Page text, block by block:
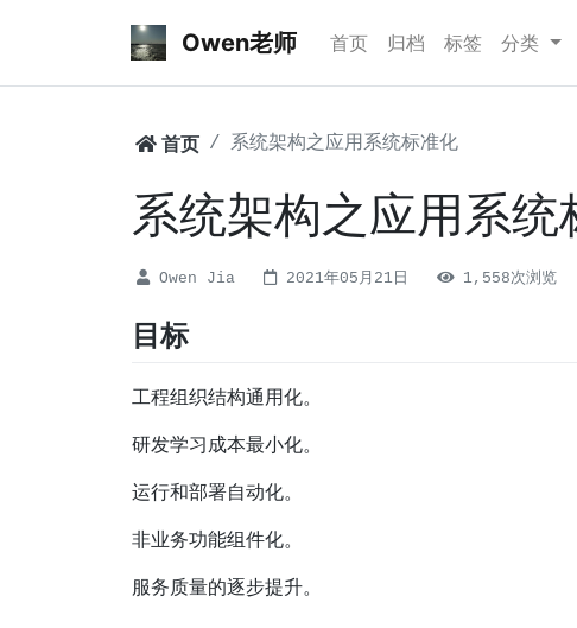
Owen老师 首页 归档 标签 分类
首页 系统架构之应用系统标准化
系统架构之应用系统
Owen Jia 2021年05月21日 1,558次浏览
目标
工程组织结构通用化。
研发学习成本最小化。
运行和部署自动化。
非业务功能组件化。
服务质量的逐步提升。